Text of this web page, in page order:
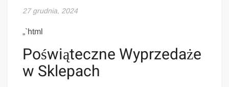
27 grudnia, 2024
„`html
Poświąteczne Wyprzedaże
w Sklepach